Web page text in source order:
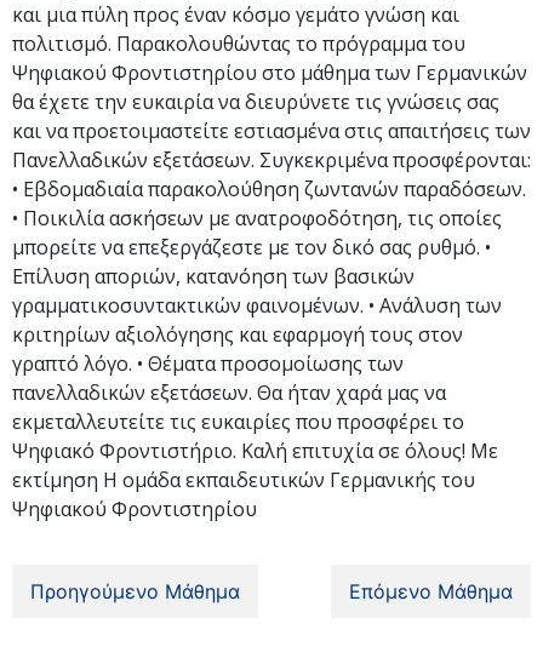
και μια πύλη προς έναν κόσμο γεμάτο γνώση και
πολιτισμό. Παρακολουθώντας το πρόγραμμα του
Ψηφιακού Φροντιστηρίου στο μάθημα των Γερμανικών
θα έχετε την ευκαιρία να διευρύνετε τις γνώσεις σας
και να προετοιμαστείτε εστιασμένα στις απαιτήσεις των
Πανελλαδικών εξετάσεων. Συγκεκριμένα προσφέρονται:
• Εβδομαδιαία παρακολούθηση ζωντανών παραδόσεων.
• Ποικιλία ασκήσεων με ανατροφοδότηση, τις οποίες
μπορείτε να επεξεργάζεστε με τον δικό σας ρυθμό. •
Επίλυση αποριών, κατανόηση των βασικών
γραμματικοσυντακτικών φαινομένων. • Ανάλυση των
κριτηρίων αξιολόγησης και εφαρμογή τους στον
γραπτό λόγο. • Θέματα προσομοίωσης των
πανελλαδικών εξετάσεων. Θα ήταν χαρά μας να
εκμεταλλευτείτε τις ευκαιρίες που προσφέρει το
Ψηφιακό Φροντιστήριο. Καλή επιτυχία σε όλους! Με
εκτίμηση Η ομάδα εκπαιδευτικών Γερμανικής του
Ψηφιακού Φροντιστηρίου
Προηγούμενο Μάθημα Επόμενο Μάθημα